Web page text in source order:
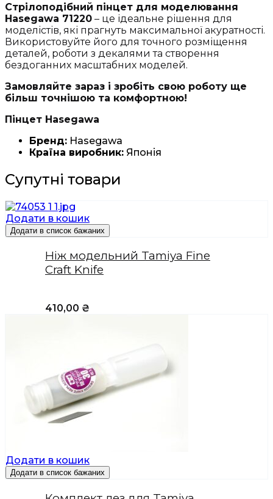
Стрілоподібний пінцет для моделювання
Hasegawa 71220 – це ідеальне рішення для
моделістів, які прагнуть максимальної акуратності.
Використовуйте його для точного розміщення
деталей, роботи з декалями та створення
бездоганних масштабних моделей.
Замовляйте зараз і зробіть свою роботу ще
більш точнішою та комфортною!
Пінцет Hasegawa
Бренд: Hasegawa
Країна виробник: Японія
Супутні товари
Додати в кошик
Додати в список бажаних
Ніж модельний Tamiya Fine
Craft Knife
410,00 ₴
Додати в кошик
Додати в список бажаних